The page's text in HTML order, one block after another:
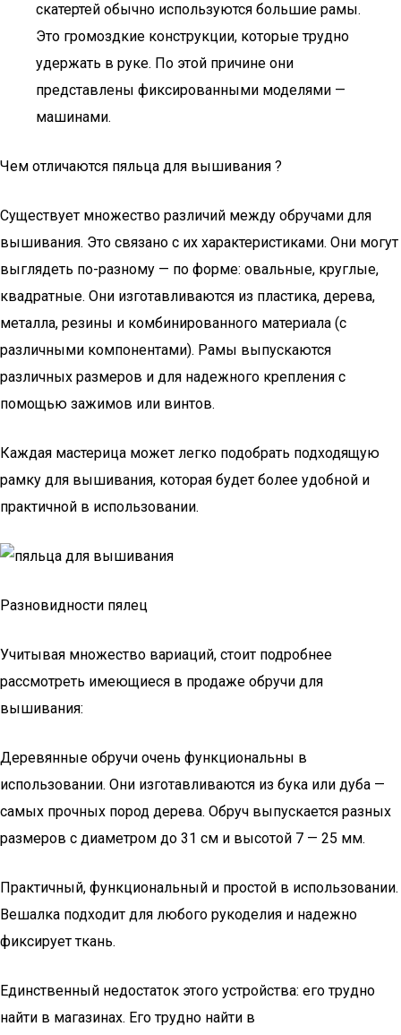
скатертей обычно используются большие рамы.
Это громоздкие конструкции, которые трудно
удержать в руке. По этой причине они
представлены фиксированными моделями —
машинами.
Чем отличаются пяльца для вышивания ?
Существует множество различий между обручами для
вышивания. Это связано с их характеристиками. Они могут
выглядеть по-разному — по форме: овальные, круглые,
квадратные. Они изготавливаются из пластика, дерева,
металла, резины и комбинированного материала (с
различными компонентами). Рамы выпускаются
различных размеров и для надежного крепления с
помощью зажимов или винтов.
Каждая мастерица может легко подобрать подходящую
рамку для вышивания, которая будет более удобной и
практичной в использовании.
Разновидности пялец
Учитывая множество вариаций, стоит подробнее
рассмотреть имеющиеся в продаже обручи для
вышивания:
Деревянные обручи очень функциональны в
использовании. Они изготавливаются из бука или дуба —
самых прочных пород дерева. Обруч выпускается разных
размеров с диаметром до 31 см и высотой 7 — 25 мм.
Практичный, функциональный и простой в использовании.
Вешалка подходит для любого рукоделия и надежно
фиксирует ткань.
Единственный недостаток этого устройства: его трудно
найти в магазинах. Его трудно найти в